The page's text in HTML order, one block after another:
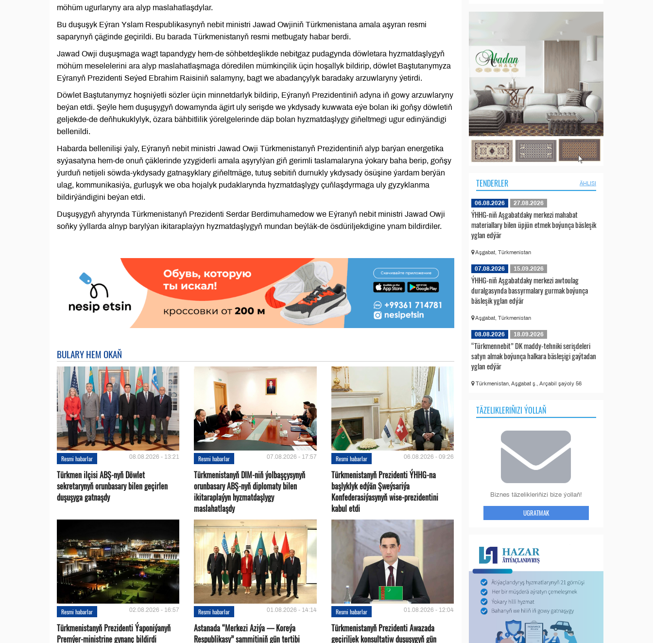
möhüm ugurlaryny ara alyp maslahatlaşdylar.
Bu duşuşyk Eýran Yslam Respublikasynyň nebit ministri Jawad Owjiniň Türkmenistana amala aşyran resmi
saparynyň çäginde geçirildi. Bu barada Türkmenistanyň resmi metbugaty habar berdi.
Jawad Owji duşuşmaga wagt tapandygy hem-de söhbetdeşlikde nebitgaz pudagynda döwletara hyzmatdaşlygyň
möhüm meselelerini ara alyp maslahatlaşmaga döredilen mümkinçilik üçin hoşallyk bildirip, döwlet Baştutanymyza
Eýranyň Prezidenti Seýed Ebrahim Raisiniň salamyny, bagt we abadançylyk baradaky arzuwlaryny ýetirdi.
Döwlet Baştutanymyz hoşniýetli sözler üçin minnetdarlyk bildirip, Eýranyň Prezidentiniň adyna iň gowy arzuwlaryny
beýan etdi. Şeýle hem duşuşygyň dowamynda ägirt uly serişde we ykdysady kuwwata eýe bolan iki goňşy döwletiň
geljekde-de deňhukuklylyk, özara bähbitlilik ýörelgelerinde däp bolan hyzmatdaşlygy giňeltmegi ugur edinýändigi
bellenildi.
Habarda bellenilişi ýaly, Eýranyň nebit ministri Jawad Owji Türkmenistanyň Prezidentiniň alyp barýan energetika
syýasatyna hem-de onuň çäklerinde yzygiderli amala aşyrylýan giň gerimli taslamalaryna ýokary baha berip, goňşy
ýurduň netijeli söwda-ykdysady gatnaşyklary giňeltmäge, tutuş sebitiň durnukly ykdysady ösüşine ýardam berýän
ulag, kommunikasiýa, gurluşyk we oba hojalyk pudaklarynda hyzmatdaşlygy çuňlaşdyrmaga uly gyzyklanma
bildirýändigini beýan etdi.
Duşuşygyň ahyrynda Türkmenistanyň Prezidenti Serdar Berdimuhamedow we Eýranyň nebit ministri Jawad Owji
soňky ýyllarda alnyp barylýan ikitaraplaýyn hyzmatdaşlygyň mundan beýläk-de ösdüriljekdigine ynam bildirdiler.
BULARY HEM OKAŇ
Resmi habarlar 08.08.2026 - 13:21
Türkmen ilçisi ABŞ-nyň Döwlet
sekretarynyň orunbasary bilen geçirlen
duşuşyga gatnaşdy
Resmi habarlar 07.08.2026 - 17:57
Türkmenistanyň DIM-niň ýolbaşçysynyň
orunbasary ABŞ-nyň diplomaty bilen
ikitaraplaýyn hyzmatdaşlygy
maslahatlaşdy
Resmi habarlar 06.08.2026 - 09:26
Türkmenistanyň Prezidenti ÝHHG-na
başlyklyk edýän Şweýsariýa
Konfederasiýasynyň wise-prezidentini
kabul etdi
Resmi habarlar 02.08.2026 - 16:57
Türkmenistanyň Prezidenti Ýaponiýanyň
Premýer-ministrine gynanç bildirdi
Resmi habarlar 01.08.2026 - 14:14
Astanada “Merkezi Aziýa — Koreýa
Respublikasy” sammitiniň gün tertibi
Resmi habarlar 01.08.2026 - 12:04
Türkmenistanyň Prezidenti Awazada
geçiriljek konsultatiw duşuşygyň gün
TENDERLER ÄHLISI
06.08.2026 27.08.2026
ÝHHG-niň Aşgabatdaky merkezi mahabat
materiallary bilen üpjün etmek boýunça bäsleşik
yglan edýär
Aşgabat, Türkmenistan
07.08.2026 15.09.2026
ÝHHG-niň Aşgabatdaky merkezi awtoulag
duralgasynda bassyrmalary gurmak boýunça
bäsleşik yglan edýär
Aşgabat, Türkmenistan
08.08.2026 18.09.2026
“Türkmennebit” DK maddy-tehniki serişdeleri
satyn almak boýunça halkara bäsleşigi gaýtadan
yglan edýär
Türkmenistan, Aşgabat ş., Arçabil şaýoly 56
TÄZELIKLERIŇIZI ÝOLLAŇ
Biznes täzelikleriňizi bize ýollaň!
UGRATMAK